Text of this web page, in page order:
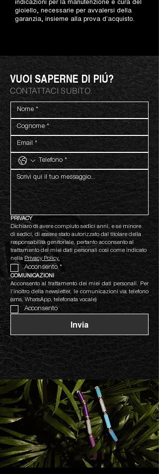
gioiello, necessarie per avvalersi della
garanzia, insieme alla prova d’acquisto.
VUOI SAPERNE DI PIÚ?
CONTATTACI SUBITO.
PRIVACY
Dichiaro di avere compiuto sedici anni, e se minore
di sedici, di essere stato autorizzato dal titolare della
responsabilità genitoriale, pertanto acconsento al
trattamento dei miei dati personali così come indicato
nella Privacy Policy.
Acconsento *
COMUNICAZIONI
Acconsento al trattamento dei miei dati personali. Per
l’inoltro della newsletter, le comunicazioni via telefono
(sms, WhatsApp, telefonata vocale)
Acconsento
Invia